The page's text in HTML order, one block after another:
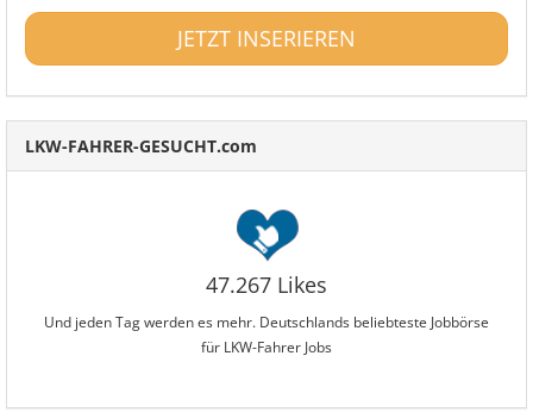
JETZT INSERIEREN
LKW-FAHRER-GESUCHT.com
47.267 Likes
Und jeden Tag werden es mehr. Deutschlands beliebteste Jobbörse
für LKW-Fahrer Jobs